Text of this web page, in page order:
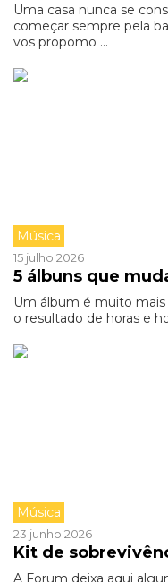
Uma casa nunca se
começar sempre pela
vos propomo ...
Música
15 julho 2026
5 álbuns que
Um álbum é muito
o resultado de horas e
Música
23 junho 2026
Kit de
A Forum deixa aqui